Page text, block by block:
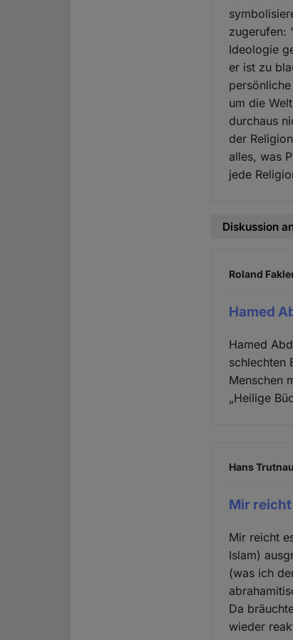
zugerufen:
Ideologie
er ist zu
um die
durchaus
der
alles, was
jede
Diskussion
Roland
Hamed
Hamed
schlechten
Menschen
„Heilige
Hans
Mir
Mir reicht
Islam)
(was ich
Da
wieder